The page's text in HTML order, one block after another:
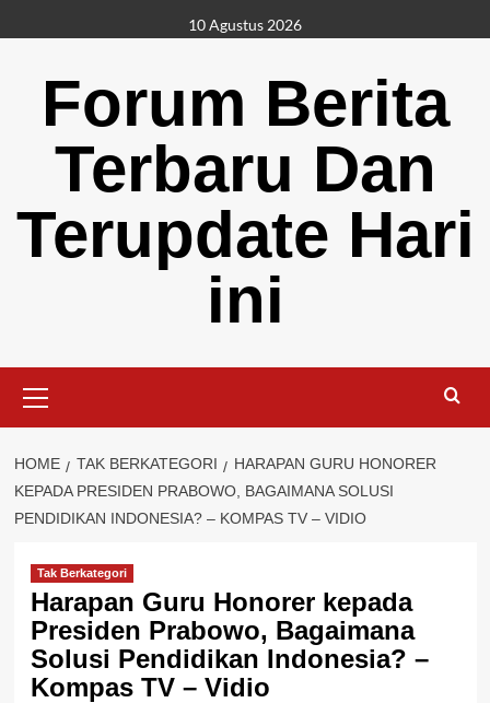
to
10 Agustus 2026
Forum Berita
Terbaru Dan
Terupdate Hari
ini
Menu
HOME TAK BERKATEGORI
HARAPAN GURU HONORER
KEPADA PRESIDEN PRABOWO, BAGAIMANA SOLUSI
PENDIDIKAN INDONESIA? – KOMPAS TV – VIDIO
Tak Berkategori
Harapan Guru Honorer kepada
Presiden Prabowo, Bagaimana
Solusi Pendidikan Indonesia? –
Kompas TV – Vidio